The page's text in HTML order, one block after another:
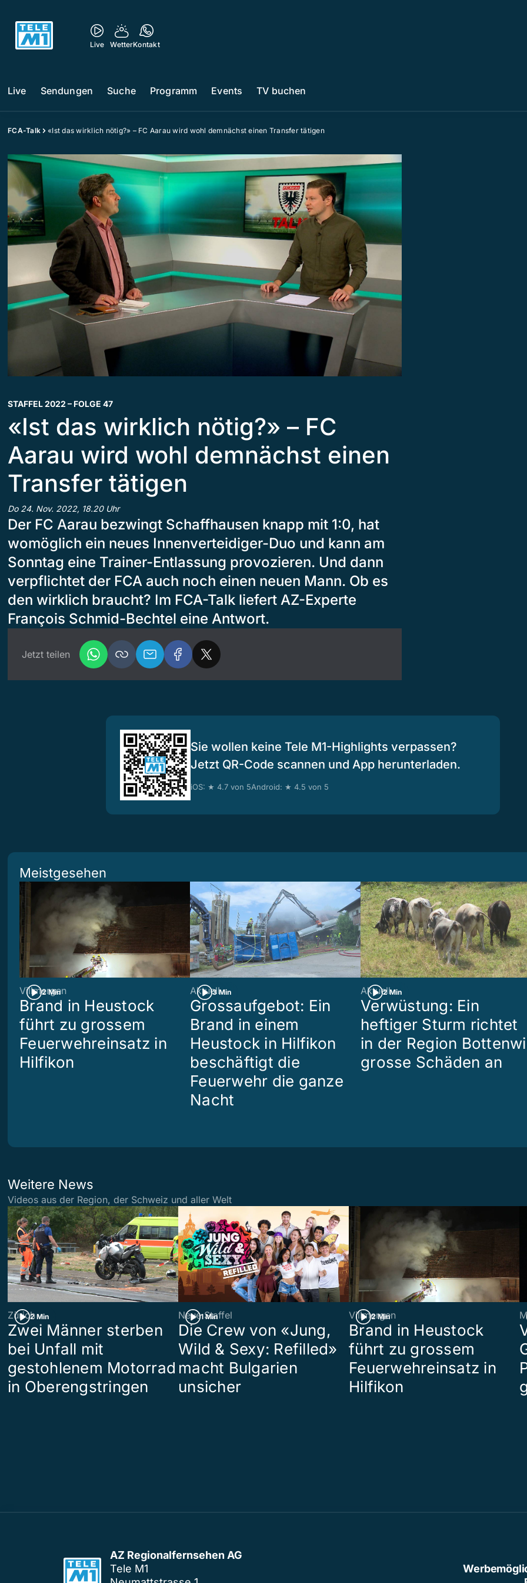
Live WetterKontakt
Live Sendungen Suche Programm Events TV buchen
FCA-Talk «Ist das wirklich nötig?» – FC Aarau wird wohl demnächst einen Transfer tätigen
STAFFEL 2022 – FOLGE 47
«Ist das wirklich nötig?» – FC
Aarau wird wohl demnächst einen
Transfer tätigen
Do 24. Nov. 2022, 18.20 Uhr
Der FC Aarau bezwingt Schaffhausen knapp mit 1:0, hat
womöglich ein neues Innenverteidiger-Duo und kann am
Sonntag eine Trainer-Entlassung provozieren. Und dann
verpflichtet der FCA auch noch einen neuen Mann. Ob es
den wirklich braucht? Im FCA-Talk liefert AZ-Experte
François Schmid-Bechtel eine Antwort.
Jetzt teilen
Sie wollen keine Tele M1-Highlights verpassen?
Jetzt QR-Code scannen und App herunterladen.
iOS: ★ 4.7 von 5Android: ★ 4.5 von 5
Meistgesehen
2 Min
Villmergen
Brand in Heustock
führt zu grossem
Feuerwehreinsatz in
Hilfikon
3 Min
Aktuell
Grossaufgebot: Ein
Brand in einem
Heustock in Hilfikon
beschäftigt die
Feuerwehr die ganze
Nacht
2 Min
Aktuell
Verwüstung: Ein
heftiger Sturm richtet
in der Region
grosse Schäden an
Weitere News
Videos aus der Region, der Schweiz und aller Welt
2 Min
Zürich
Zwei Männer sterben
bei Unfall mit
gestohlenem Motorrad
in Oberengstringen
1 Min
Neue Staffel
Die Crew von «Jung,
Wild & Sexy: Refilled»
macht Bulgarien
unsicher
2 Min
Villmergen
Brand in Heustock
führt zu grossem
Feuerwehreinsatz in
Hilfikon
AZ Regionalfernsehen AG
Tele M1